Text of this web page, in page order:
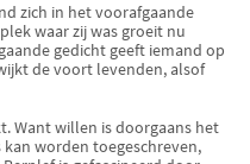
zich in het voorafgaande
waar zij was groeit nu
gedicht geeft iemand op
de voort levenden, alsof
Want willen is doorgaans het
worden toegeschreven,